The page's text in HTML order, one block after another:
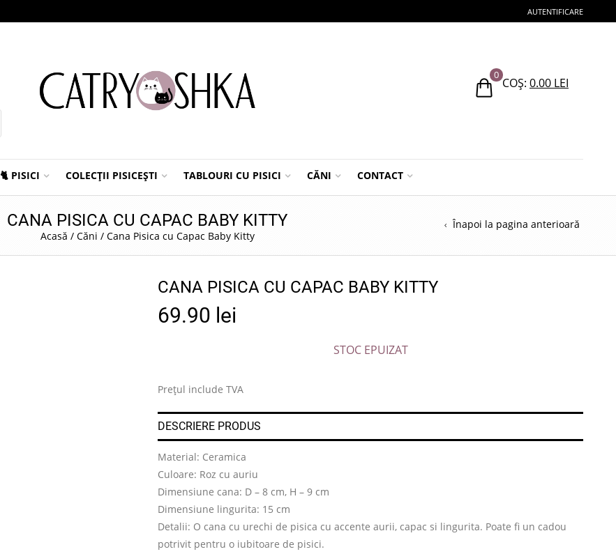
AUTENTIFICARE
0
COȘ: 0.00 LEI
🐈 PISICI COLECȚII PISICEȘTI TABLOURI CU PISICI CĂNI CONTACT
CANA PISICA CU CAPAC BABY KITTY
Acasă / Căni / Cana Pisica cu Capac Baby Kitty
Înapoi la pagina anterioară
CANA PISICA CU CAPAC BABY KITTY
69.90 lei
STOC EPUIZAT
Prețul include TVA
DESCRIERE PRODUS
Material: Ceramica
Culoare: Roz cu auriu
Dimensiune cana: D – 8 cm, H – 9 cm
Dimensiune lingurita: 15 cm
Detalii: O cana cu urechi de pisica cu accente aurii, capac si lingurita. Poate fi un cadou
potrivit pentru o iubitoare de pisici.